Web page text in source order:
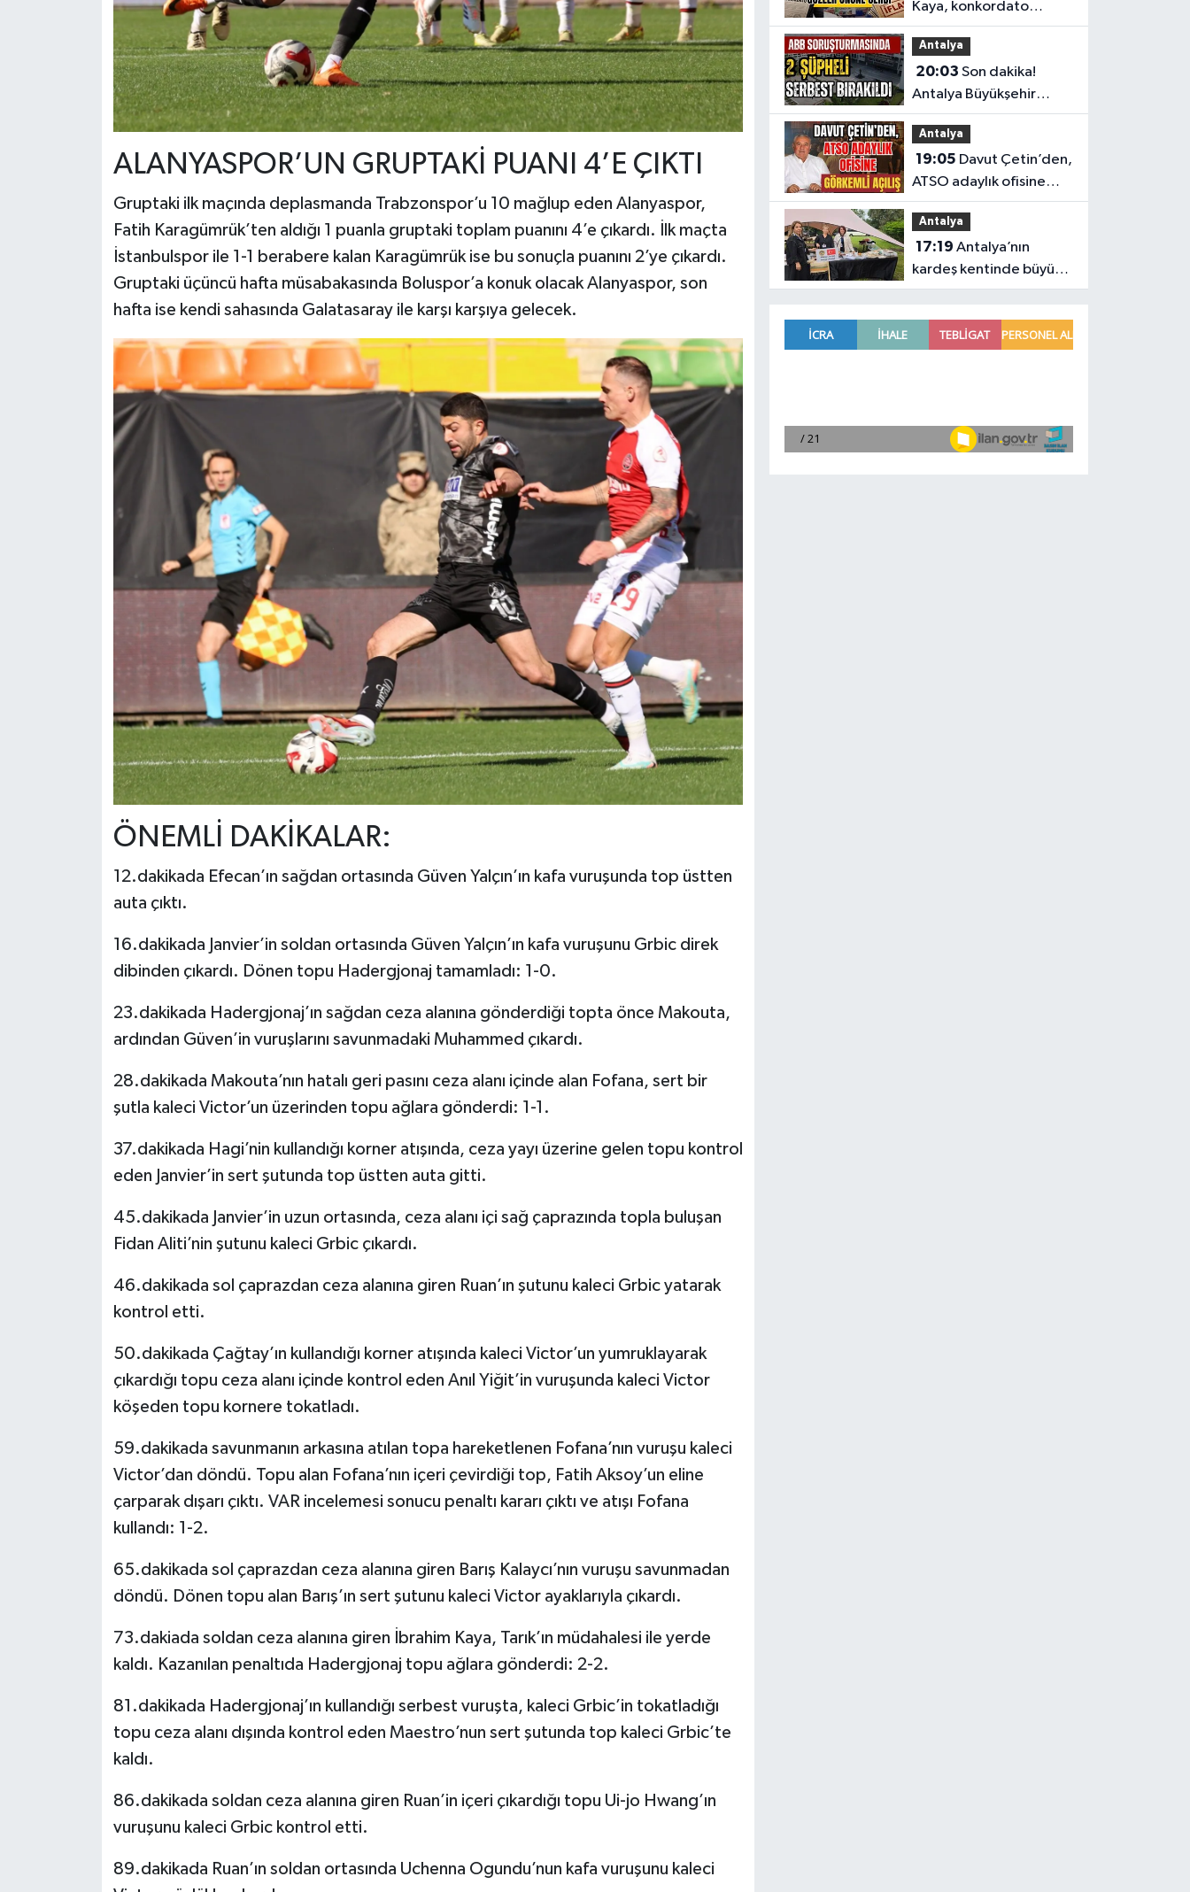
ALANYASPOR’UN GRUPTAKİ PUANI 4’E ÇIKTI
Gruptaki ilk maçında deplasmanda Trabzonspor’u 10 mağlup eden Alanyaspor,
Fatih Karagümrük’ten aldığı 1 puanla gruptaki toplam puanını 4’e çıkardı. İlk maçta
İstanbulspor ile 1-1 berabere kalan Karagümrük ise bu sonuçla puanını 2’ye çıkardı.
Gruptaki üçüncü hafta müsabakasında Boluspor’a konuk olacak Alanyaspor, son
hafta ise kendi sahasında Galatasaray ile karşı karşıya gelecek.
ÖNEMLİ DAKİKALAR:
12.dakikada Efecan’ın sağdan ortasında Güven Yalçın’ın kafa vuruşunda top üstten
auta çıktı.
16.dakikada Janvier’in soldan ortasında Güven Yalçın’ın kafa vuruşunu Grbic direk
dibinden çıkardı. Dönen topu Hadergjonaj tamamladı: 1-0.
23.dakikada Hadergjonaj’ın sağdan ceza alanına gönderdiği topta önce Makouta,
ardından Güven’in vuruşlarını savunmadaki Muhammed çıkardı.
28.dakikada Makouta’nın hatalı geri pasını ceza alanı içinde alan Fofana, sert bir
şutla kaleci Victor’un üzerinden topu ağlara gönderdi: 1-1.
37.dakikada Hagi’nin kullandığı korner atışında, ceza yayı üzerine gelen topu kontrol
eden Janvier’in sert şutunda top üstten auta gitti.
45.dakikada Janvier’in uzun ortasında, ceza alanı içi sağ çaprazında topla buluşan
Fidan Aliti’nin şutunu kaleci Grbic çıkardı.
46.dakikada sol çaprazdan ceza alanına giren Ruan’ın şutunu kaleci Grbic yatarak
kontrol etti.
50.dakikada Çağtay’ın kullandığı korner atışında kaleci Victor’un yumruklayarak
çıkardığı topu ceza alanı içinde kontrol eden Anıl Yiğit’in vuruşunda kaleci Victor
köşeden topu kornere tokatladı.
59.dakikada savunmanın arkasına atılan topa hareketlenen Fofana’nın vuruşu kaleci
Victor’dan döndü. Topu alan Fofana’nın içeri çevirdiği top, Fatih Aksoy’un eline
çarparak dışarı çıktı. VAR incelemesi sonucu penaltı kararı çıktı ve atışı Fofana
kullandı: 1-2.
65.dakikada sol çaprazdan ceza alanına giren Barış Kalaycı’nın vuruşu savunmadan
döndü. Dönen topu alan Barış’ın sert şutunu kaleci Victor ayaklarıyla çıkardı.
73.dakiada soldan ceza alanına giren İbrahim Kaya, Tarık’ın müdahalesi ile yerde
kaldı. Kazanılan penaltıda Hadergjonaj topu ağlara gönderdi: 2-2.
81.dakikada Hadergjonaj’ın kullandığı serbest vuruşta, kaleci Grbic’in tokatladığı
topu ceza alanı dışında kontrol eden Maestro’nun sert şutunda top kaleci Grbic’te
kaldı.
86.dakikada soldan ceza alanına giren Ruan’in içeri çıkardığı topu Ui-jo Hwang’ın
vuruşunu kaleci Grbic kontrol etti.
89.dakikada Ruan’ın soldan ortasında Uchenna Ogundu’nun kafa vuruşunu kaleci
Kaya, konkordato
krizindeki domino
etkisini gözler önüne
serdi
Antalya
20:03
Antalya Büyükşehir
Belediyesi
soruşturmasında 2
şüpheli serbest bırakıldı
Antalya
19:05
ATSO adaylık ofisine
görkemli açılış
Antalya
17:19
kardeş kentinde büyük
tanıtım